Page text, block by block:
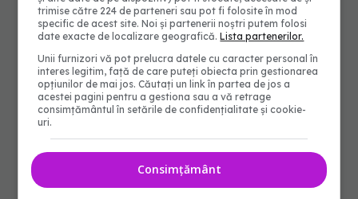
trimise către 224 de parteneri sau pot fi folosite în mod
specific de acest site. Noi și partenerii noștri putem folosi
date exacte de localizare geografică.Lista partenerilor.
Unii furnizori vă pot prelucra datele cu caracter personal în
interes legitim, față de care puteți obiecta prin gestionarea
opțiunilor de mai jos. Căutați un link în partea de jos a
acestei pagini pentru a gestiona sau a vă retrage
consimțământul în setările de confidențialitate și cookie-
uri.
Consimțământ